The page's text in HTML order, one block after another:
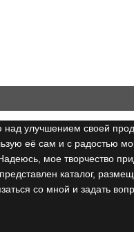
над улучшением своей
её сам и с радостью
мое творчество
каталог,
со мной и задать